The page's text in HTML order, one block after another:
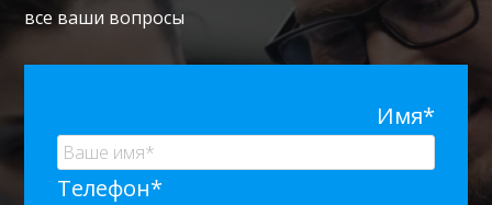
все ваши вопросы
Имя*
Телефон*